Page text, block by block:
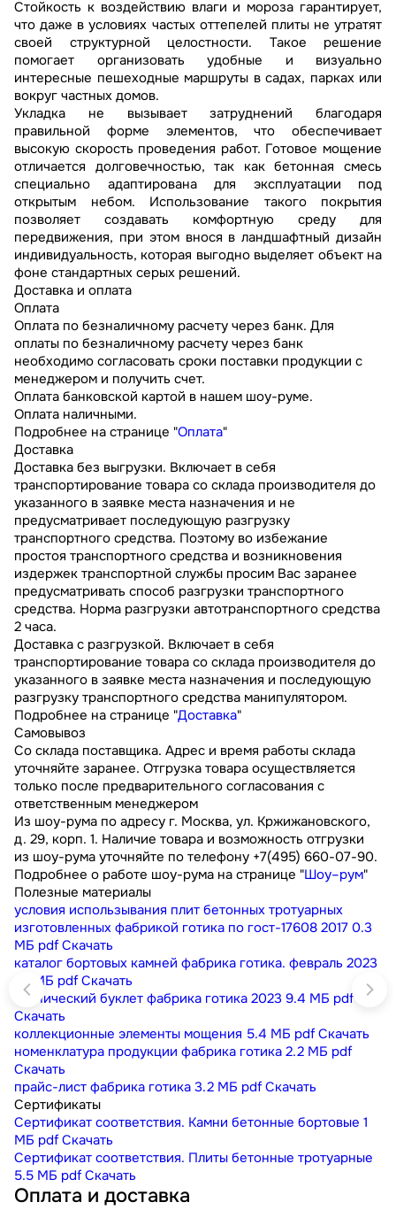
Стойкость к воздействию влаги и мороза гарантирует,
что даже в условиях частых оттепелей плиты не утратят
своей структурной целостности. Такое решение
помогает организовать удобные и визуально
интересные пешеходные маршруты в садах, парках или
вокруг частных домов.
Укладка не вызывает затруднений благодаря
правильной форме элементов, что обеспечивает
высокую скорость проведения работ. Готовое мощение
отличается долговечностью, так как бетонная смесь
специально адаптирована для эксплуатации под
открытым небом. Использование такого покрытия
позволяет создавать комфортную среду для
передвижения, при этом внося в ландшафтный дизайн
индивидуальность, которая выгодно выделяет объект на
фоне стандартных серых решений.
Доставка и оплата
Оплата
Оплата по безналичному расчету через банк. Для
оплаты по безналичному расчету через банк
необходимо согласовать сроки поставки продукции с
менеджером и получить счет.
Оплата банковской картой в нашем шоу-руме.
Оплата наличными.
Подробнее на странице "Оплата"
Доставка
Доставка без выгрузки. Включает в себя
транспортирование товара со склада производителя до
указанного в заявке места назначения и не
предусматривает последующую разгрузку
транспортного средства. Поэтому во избежание
простоя транспортного средства и возникновения
издержек транспортной службы просим Вас заранее
предусматривать способ разгрузки транспортного
средства. Норма разгрузки автотранспортного средства
2 часа.
Доставка с разгрузкой. Включает в себя
транспортирование товара со склада производителя до
указанного в заявке места назначения и последующую
разгрузку транспортного средства манипулятором.
Подробнее на странице "Доставка"
Самовывоз
Со склада поставщика. Адрес и время работы склада
уточняйте заранее. Отгрузка товара осуществляется
только после предварительного согласования с
ответственным менеджером
Из шоу-рума по адресу г. Москва, ул. Кржижановского,
д. 29, корп. 1. Наличие товара и возможность отгрузки
из шоу-рума уточняйте по телефону +7(495) 660-07-90.
Подробнее о работе шоу-рума на странице "Шоу–рум"
Полезные материалы
условия использывания плит бетонных тротуарных
изготовленных фабрикой готика по гост-17608 2017 0.3
МБ pdf Скачать
каталог бортовых камней фабрика готика. февраль 2023
9.1 МБ pdf Скачать
технический буклет фабрика готика 2023 9.4 МБ pdf
Скачать
коллекционные элементы мощения 5.4 МБ pdf Скачать
номенклатура продукции фабрика готика 2.2 МБ pdf
Скачать
прайс-лист фабрика готика 3.2 МБ pdf Скачать
Сертификаты
Сертификат соответствия. Камни бетонные бортовые 1
МБ pdf Скачать
Сертификат соответствия. Плиты бетонные тротуарные
5.5 МБ pdf Скачать
Оплата и доставка